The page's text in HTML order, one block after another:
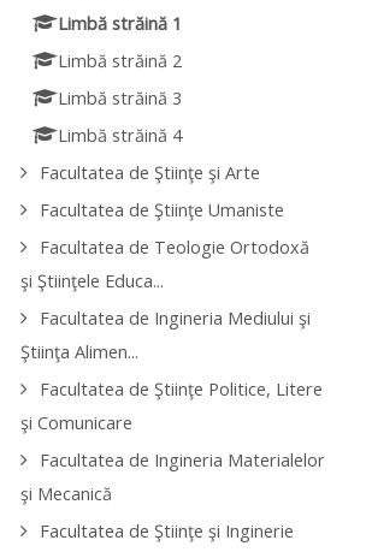
Limbă străină 1
Limbă străină 2
Limbă străină 3
Limbă străină 4
Facultatea de Ştiinţe şi Arte
Facultatea de Ştiinţe Umaniste
Facultatea de Teologie Ortodoxă
şi Ştiinţele Educa...
Facultatea de Ingineria Mediului şi
Ştiinţa Alimen...
Facultatea de Ştiinţe Politice, Litere
şi Comunicare
Facultatea de Ingineria Materialelor
şi Mecanică
Facultatea de Ştiinţe şi Inginerie